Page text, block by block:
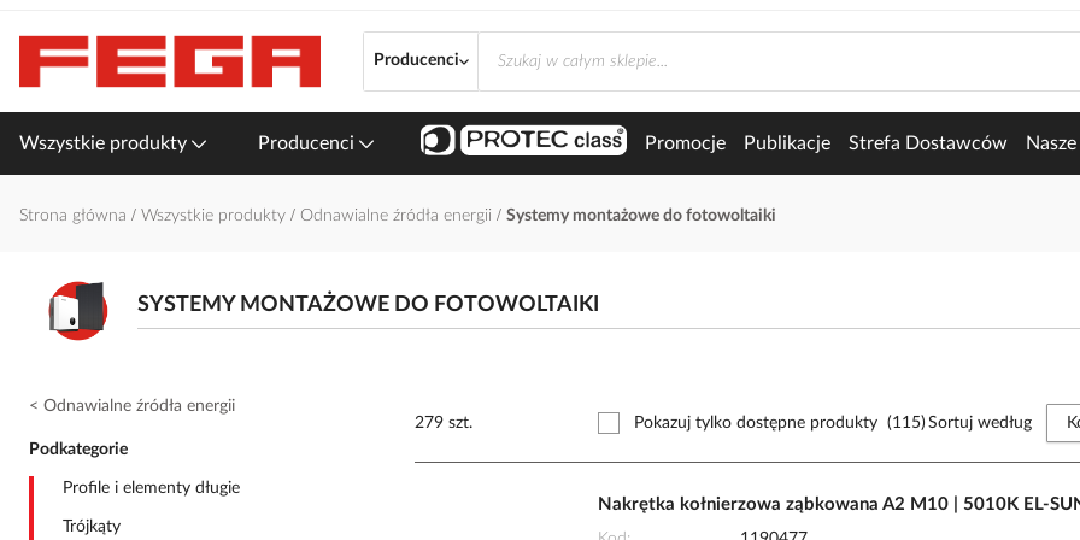
treści
Producenci
Wszystkie produkty Producenci Promocje Publikacje Strefa Dostawców
Strona główna Wszystkie produkty Odnawialne źródła energii Systemy montażowe do fotowoltaiki
SYSTEMY MONTAŻOWE DO FOTOWOLTAIKI
279 szt. Pokazuj tylko dostępne produkty (115) Sortuj według
Nakrętka kołnierzowa ząbkowana A2 M10 | 5010K EL-
Odnawialne źródła energii
Podkategorie
Profile i elementy długie
Trójkąty